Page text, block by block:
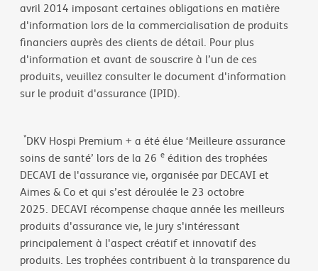
avril 2014 imposant certaines obligations en matière
d'information lors de la commercialisation de produits
financiers auprès des clients de détail. Pour plus
d'information et avant de souscrire à l’un de ces
produits, veuillez consulter le document d'information
sur le produit d'assurance (IPID).
*DKV Hospi Premium + a été élue ‘Meilleure assurance
soins de santé’ lors de la 26 e édition des trophées
DECAVI de l'assurance vie, organisée par DECAVI et
Aimes & Co et qui s’est déroulée le 23 octobre
2025. DECAVI récompense chaque année les meilleurs
produits d'assurance vie, le jury s'intéressant
principalement à l'aspect créatif et innovatif des
produits. Les trophées contribuent à la transparence du